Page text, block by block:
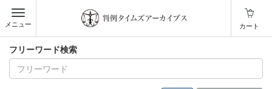
メニュー カート
フリーワード検索